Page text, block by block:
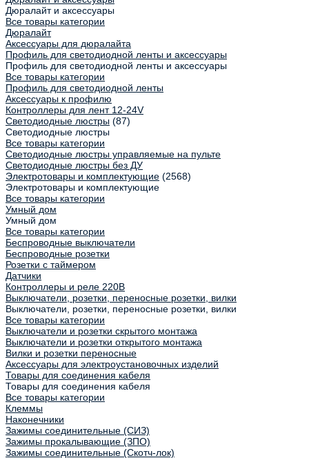
Дюралайт и аксессуары
Все товары категории
Дюралайт
Аксессуары для дюралайта
Профиль для светодиодной ленты и аксессуары
Профиль для светодиодной ленты и аксессуары
Все товары категории
Профиль для светодиодной ленты
Аксессуары к профилю
Контроллеры для лент 12-24V
Светодиодные люстры (87)
Светодиодные люстры
Все товары категории
Светодиодные люстры управляемые на пульте
Светодиодные люстры без ДУ
Электротовары и комплектующие (2568)
Электротовары и комплектующие
Все товары категории
Умный дом
Умный дом
Все товары категории
Беспроводные выключатели
Беспроводные розетки
Розетки с таймером
Датчики
Контроллеры и реле 220В
Выключатели, розетки, переносные розетки, вилки
Выключатели, розетки, переносные розетки, вилки
Все товары категории
Выключатели и розетки скрытого монтажа
Выключатели и розетки открытого монтажа
Вилки и розетки переносные
Аксессуары для электроустановочных изделий
Товары для соединения кабеля
Товары для соединения кабеля
Все товары категории
Клеммы
Наконечники
Зажимы соединительные (СИЗ)
Зажимы прокалывающие (ЗПО)
Зажимы соединительные (Скотч-лок)